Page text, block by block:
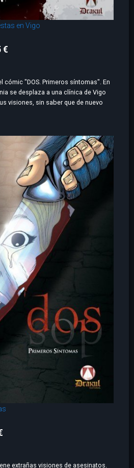
en Vigo
€
cómic "DOS. Primeros síntomas". En
se desplaza a una clínica de Vigo
visiones, sin saber que de nuevo
extrañas visiones de asesinatos.